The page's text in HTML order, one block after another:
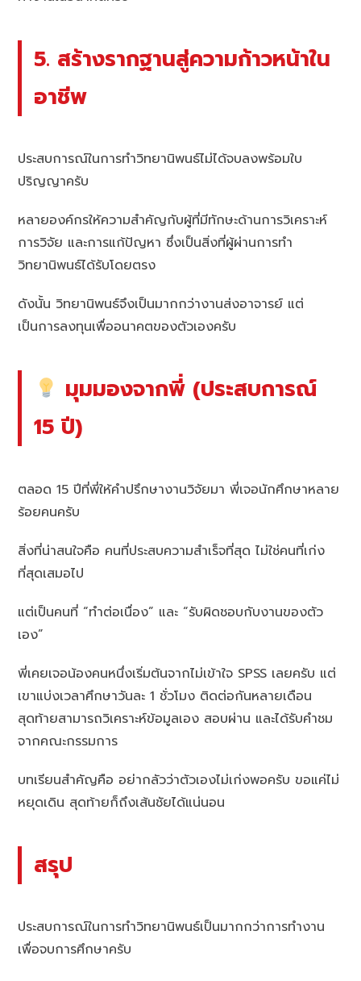
5. สร้างรากฐานสู่ความก้าวหน้าใน
อาชีพ
ประสบการณ์ในการทำวิทยานิพนธ์ไม่ได้จบลงพร้อมใบ
ปริญญาครับ
หลายองค์กรให้ความสำคัญกับผู้ที่มีทักษะด้านการวิเคราะห์
การวิจัย และการแก้ปัญหา ซึ่งเป็นสิ่งที่ผู้ผ่านการทำ
วิทยานิพนธ์ได้รับโดยตรง
ดังนั้น วิทยานิพนธ์จึงเป็นมากกว่างานส่งอาจารย์ แต่
เป็นการลงทุนเพื่ออนาคตของตัวเองครับ
มุมมองจากพี่ (ประสบการณ์
15 ปี)
ตลอด 15 ปีที่พี่ให้คำปรึกษางานวิจัยมา พี่เจอนักศึกษาหลาย
ร้อยคนครับ
สิ่งที่น่าสนใจคือ คนที่ประสบความสำเร็จที่สุด ไม่ใช่คนที่เก่ง
ที่สุดเสมอไป
แต่เป็นคนที่ “ทำต่อเนื่อง” และ “รับผิดชอบกับงานของตัว
เอง”
พี่เคยเจอน้องคนหนึ่งเริ่มต้นจากไม่เข้าใจ SPSS เลยครับ แต่
เขาแบ่งเวลาศึกษาวันละ 1 ชั่วโมง ติดต่อกันหลายเดือน
สุดท้ายสามารถวิเคราะห์ข้อมูลเอง สอบผ่าน และได้รับคำชม
จากคณะกรรมการ
บทเรียนสำคัญคือ อย่ากลัวว่าตัวเองไม่เก่งพอครับ ขอแค่ไม่
หยุดเดิน สุดท้ายก็ถึงเส้นชัยได้แน่นอน
สรุป
ประสบการณ์ในการทำวิทยานิพนธ์เป็นมากกว่าการทำงาน
เพื่อจบการศึกษาครับ